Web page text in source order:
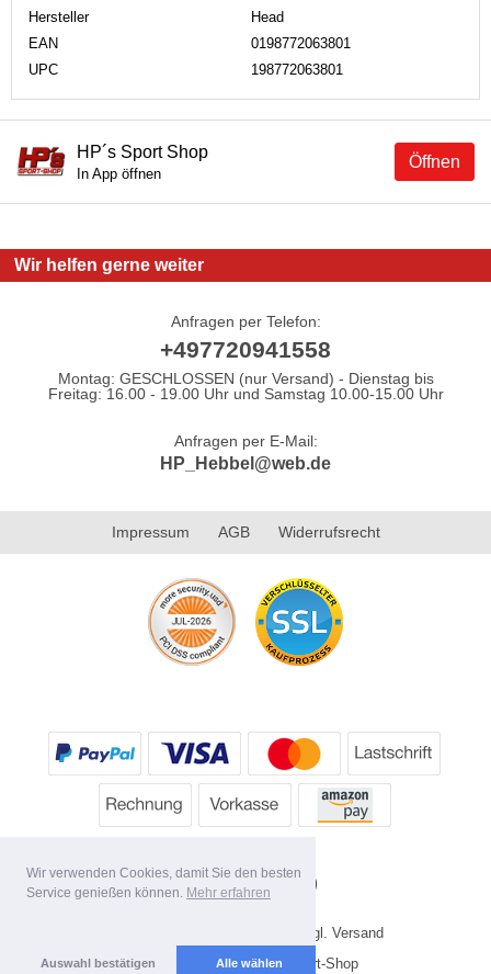
Wir verwenden Cookies, damit Sie den besten
Service genießen können. Mehr erfahren
Auswahl bestätigen Alle wählen
Hersteller
Head
EAN
0198772063801
UPC
198772063801
Öffnen
HP´s Sport Shop
In App öffnen
Wir helfen gerne weiter
Anfragen per Telefon:
+497720941558
Montag: GESCHLOSSEN (nur Versand) - Dienstag bis
Freitag: 16.00 - 19.00 Uhr und Samstag 10.00-15.00 Uhr
Anfragen per E-Mail:
HP_Hebbel@web.de
Impressum AGB Widerrufsrecht
* Alle Preise inkl. MwSt. evtl. zzgl. Versand
Copyright 2026 by HP's Sport-Shop